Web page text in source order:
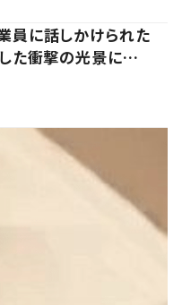
に話しかけられた
た衝撃の光景に…